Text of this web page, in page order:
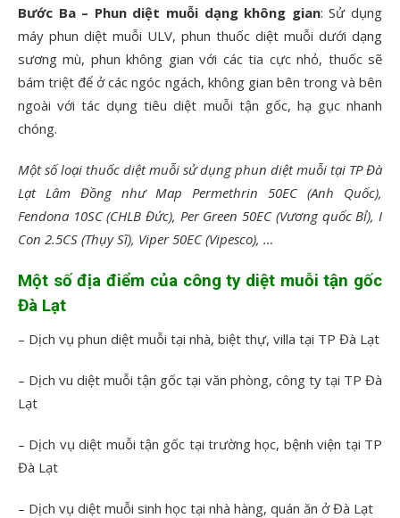
Bước Ba – Phun diệt muỗi dạng không gian: Sử dụng
máy phun diệt muỗi ULV, phun thuốc diệt muỗi dưới dạng
sương mù, phun không gian với các tia cực nhỏ, thuốc sẽ
bám triệt để ở các ngóc ngách, không gian bên trong và bên
ngoài với tác dụng tiêu diệt muỗi tận gốc, hạ gục nhanh
chóng.
Một số loại thuốc diệt muỗi sử dụng phun diệt muỗi tại TP Đà
Lạt Lâm Đồng như Map Permethrin 50EC (Anh Quốc),
Fendona 10SC (CHLB Đức), Per Green 50EC (Vương quốc Bỉ), I
Con 2.5CS (Thụy Sĩ), Viper 50EC (Vipesco), …
Một số địa điểm của công ty diệt muỗi tận gốc
Đà Lạt
– Dịch vụ phun diệt muỗi tại nhà, biệt thự, villa tại TP Đà Lạt
– Dịch vu diệt muỗi tận gốc tại văn phòng, công ty tại TP Đà
Lạt
– Dịch vụ diệt muỗi tận gốc tại trường học, bệnh viện tại TP
Đà Lạt
– Dịch vụ diệt muỗi sinh học tại nhà hàng, quán ăn ở Đà Lạt